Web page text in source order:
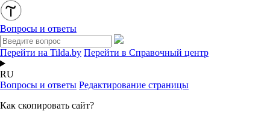
Вопросы и ответы
Перейти на Tilda.by Перейти в Справочный центр
RU
Вопросы и ответы Редактирование страницы
Как скопировать сайт?